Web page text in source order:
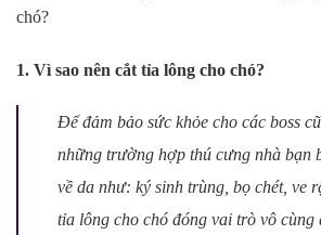
chó?
1. Vì sao nên cắt tỉa lông cho chó?
Để đảm bảo sức khỏe cho các boss
những trường hợp thú cưng nhà bạn
về da như: ký sinh trùng, bọ chét, ve
tỉa lông cho chó đóng vai trò vô cùng